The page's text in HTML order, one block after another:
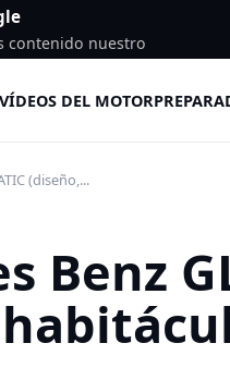
contenido nuestro
VÍDEOS DEL MOTOR
(diseño,...
Benz